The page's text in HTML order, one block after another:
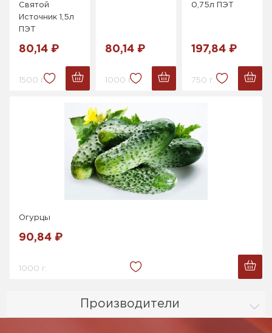
Производители
Святой
Источник 1,5л
ПЭТ
80,14 ₽
1500 г.
80,14 ₽
1000 г.
0,75л ПЭТ
197,84 ₽
750 г.
Огурцы
90,84 ₽
1000 г.